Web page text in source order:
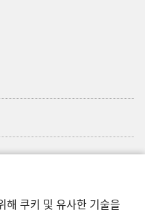
해 쿠키 및 유사한 기술을